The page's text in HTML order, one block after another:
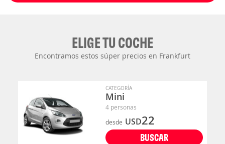
ELIGE TU COCHE
Encontramos estos súper precios en Frankfurt
CATEGORÍA
Mini
4 personas
desde USD22
BUSCAR